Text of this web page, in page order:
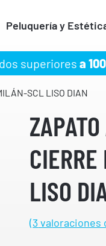
Peluquería y
superiores a
SCL LISO DIAN
LISO
(3 valoraciones